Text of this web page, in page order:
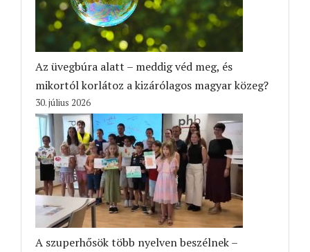
Az üvegbúra alatt – meddig véd meg, és
mikortól korlátoz a kizárólagos magyar közeg?
30. július 2026
A szuperhősök több nyelven beszélnek –